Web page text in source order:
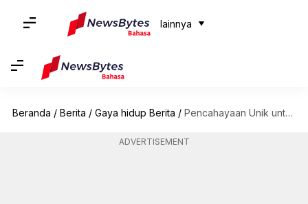
lainnya
Beranda / Berita / Gaya hidup Berita / Pencahayaan Unik untuk Hunian dan Tempat Kerja Anda
ADVERTISEMENT